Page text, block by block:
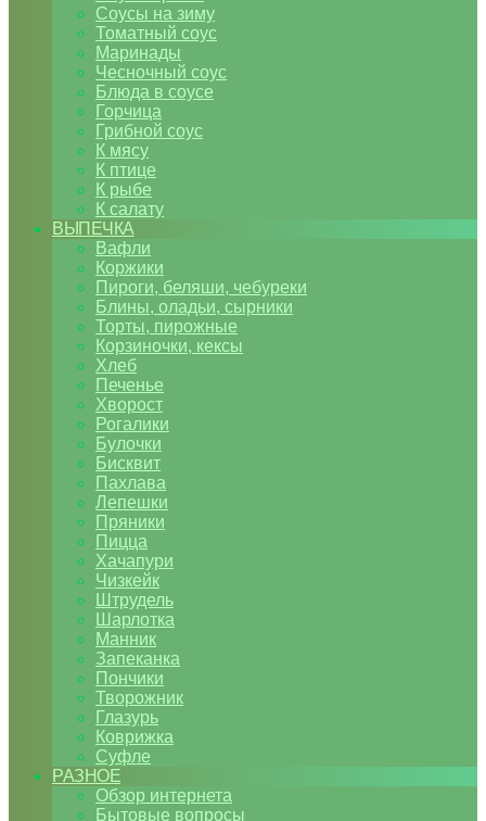
Соусы на зиму
Томатный соус
Маринады
Чесночный соус
Блюда в соусе
Горчица
Грибной соус
К мясу
К птице
К рыбе
К салату
ВЫПЕЧКА
Вафли
Коржики
Пироги, беляши, чебуреки
Блины, оладьи, сырники
Торты, пирожные
Корзиночки, кексы
Хлеб
Печенье
Хворост
Рогалики
Булочки
Бисквит
Пахлава
Лепешки
Пряники
Пицца
Хачапури
Чизкейк
Штрудель
Шарлотка
Манник
Запеканка
Пончики
Творожник
Глазурь
Коврижка
Суфле
РАЗНОЕ
Обзор интернета
Бытовые вопросы